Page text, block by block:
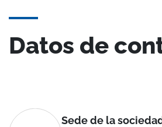
Datos de
Sede de la